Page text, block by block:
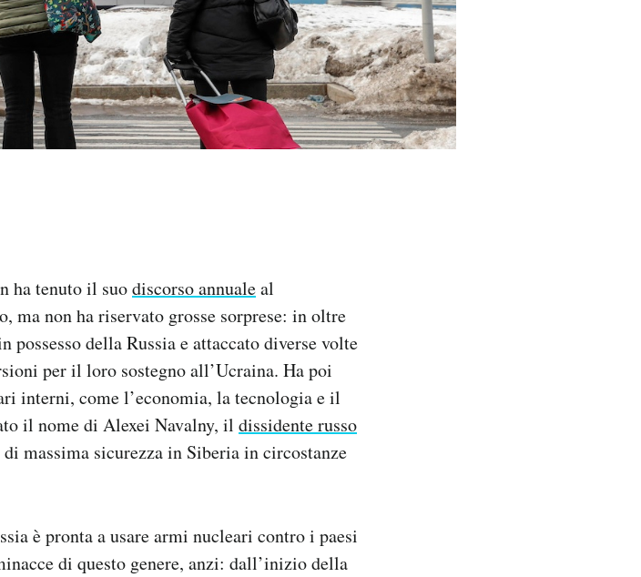
ha tenuto il suodiscorso annualeal
ma non ha riservato grosse sorprese: in oltre
della Russia e attaccato diverse volte
per il loro sostegno all’Ucraina. Ha poi
interni, come l’economia, la tecnologia e il
il nome di Alexei Navalny, il dissidente russo
massima sicurezza in Siberia in circostanze
è pronta a usare armi nucleari contro i paesi
di questo genere, anzi: dall’inizio della